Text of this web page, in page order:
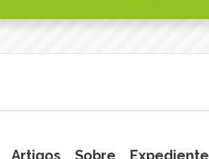
Artigos Sobre Expediente